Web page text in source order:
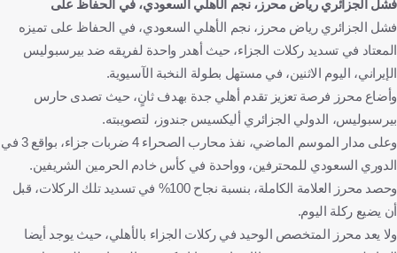
المملكة العربية السعودية
الأهلي برسبوليس
رياض محرز
الجزائر أليكسيس جندوز كرة قدم
فشل الجزائري رياض محرز، نجم الأهلي السعودي، في الحفاظ على
فشل الجزائري رياض محرز، نجم الأهلي السعودي، في الحفاظ على تميزه
المعتاد في تسديد ركلات الجزاء، حيث أهدر واحدة لفريقه ضد بيرسبوليس
الإيراني، اليوم الاثنين، في مستهل بطولة النخبة الآسيوية.
وأضاع محرز فرصة تعزيز تقدم أهلي جدة بهدف ثانٍ، حيث تصدى حارس
بيرسبوليس، الدولي الجزائري أليكسيس جندوز، لتصويبته.
وعلى مدار الموسم الماضي، نفذ محارب الصحراء 4 ضربات جزاء، بواقع 3 في
الدوري السعودي للمحترفين، وواحدة في كأس خادم الحرمين الشريفين.
وحصد محرز العلامة الكاملة، بنسبة نجاح 100% في تسديد تلك الركلات، قبل
أن يضيع ركلة اليوم.
ولا يعد محرز المتخصص الوحيد في ركلات الجزاء بالأهلي، حيث يوجد أيضا